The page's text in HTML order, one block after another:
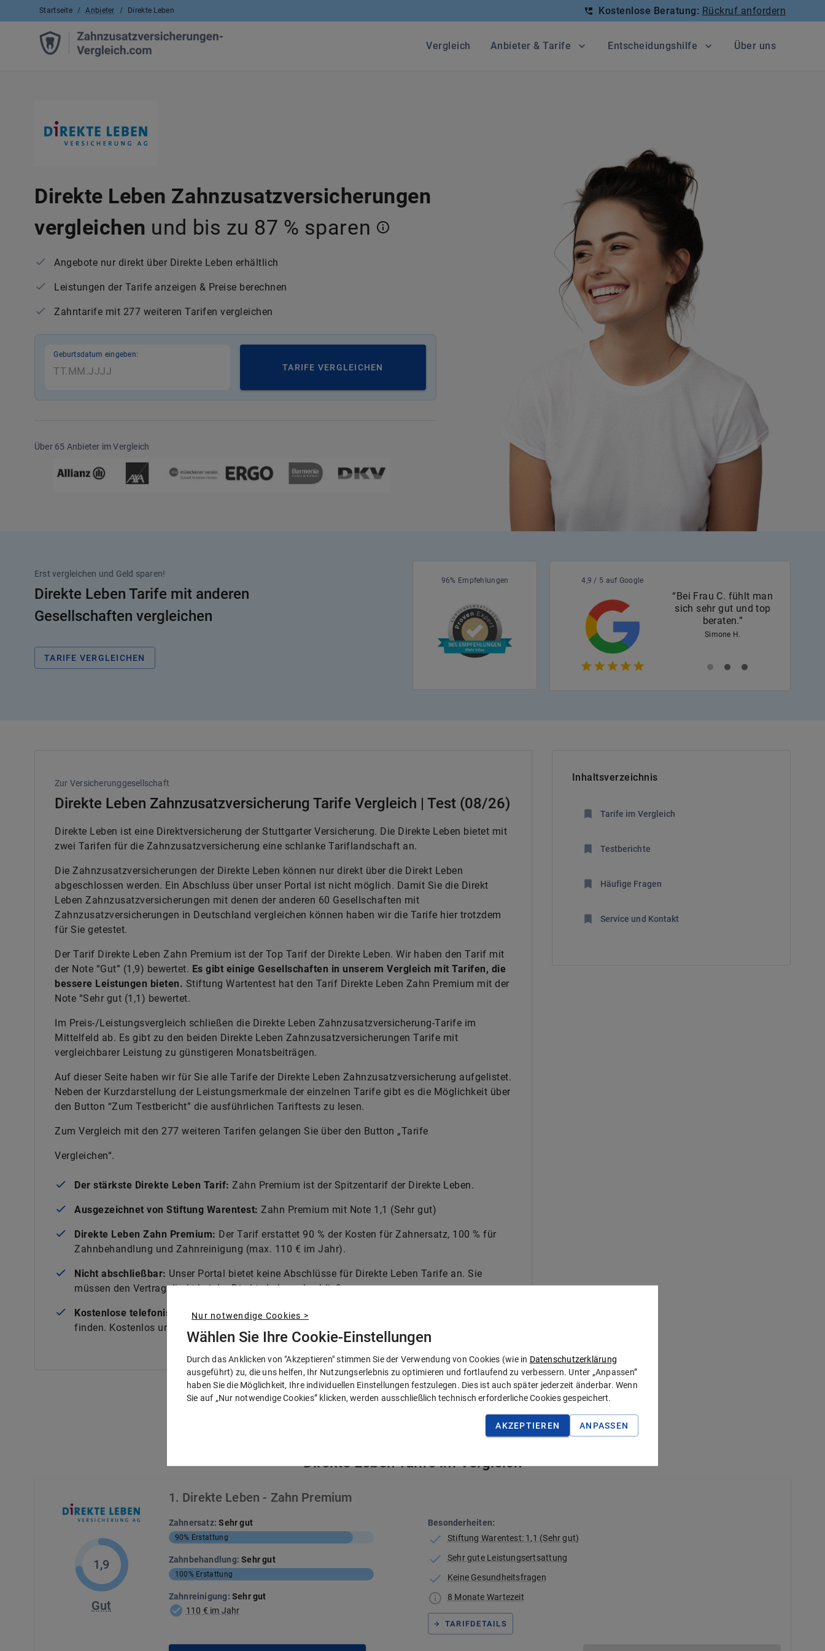
Startseite / Anbieter / Direkte Leben Kostenlose Beratung: Rückruf anfordern
Vergleich Anbieter & Tarife Entscheidungshilfe Über uns
Direkte Leben Zahnzusatzversicherungen
vergleichen und bis zu 87 % sparen
Angebote nur direkt über Direkte Leben erhältlich
Leistungen der Tarife anzeigen & Preise berechnen
Zahntarife mit 277 weiteren Tarifen vergleichen
Geburtsdatum eingeben:
TARIFE VERGLEICHEN
Über 65 Anbieter im Vergleich
Erst vergleichen und Geld sparen!
Direkte Leben Tarife mit anderen
Gesellschaften vergleichen
TARIFE VERGLEICHEN
96% Empfehlungen 4,9 / 5 auf Google
“Bei Frau C. fühlt man
sich sehr gut und top
beraten.”
Simone H.
Zur Versicherunggesellschaft
Direkte Leben Zahnzusatzversicherung Tarife Vergleich | Test (08/26)
Direkte Leben ist eine Direktversicherung der Stuttgarter Versicherung. Die Direkte Leben bietet mit
zwei Tarifen für die Zahnzusatzversicherung eine schlanke Tariflandschaft an.
Die Zahnzusatzversicherungen der Direkte Leben können nur direkt über die Direkt Leben
abgeschlossen werden. Ein Abschluss über unser Portal ist nicht möglich. Damit Sie die Direkt
Leben Zahnzusatzversicherungen mit denen der anderen 60 Gesellschaften mit
Zahnzusatzversicherungen in Deutschland vergleichen können haben wir die Tarife hier trotzdem
für Sie getestet.
Der Tarif Direkte Leben Zahn Premium ist der Top Tarif der Direkte Leben. Wir haben den Tarif mit
der Note “Gut” (1,9) bewertet. Es gibt einige Gesellschaften in unserem Vergleich mit Tarifen, die
bessere Leistungen bieten. Stiftung Wartentest hat den Tarif Direkte Leben Zahn Premium mit der
Note “Sehr gut (1,1) bewertet.
Im Preis-/Leistungsvergleich schließen die Direkte Leben Zahnzusatzversicherung-Tarife im
Mittelfeld ab. Es gibt zu den beiden Direkte Leben Zahnzusatzversicherungen Tarife mit
vergleichbarer Leistung zu günstigeren Monatsbeiträgen.
Auf dieser Seite haben wir für Sie alle Tarife der Direkte Leben Zahnzusatzversicherung aufgelistet.
Neben der Kurzdarstellung der Leistungsmerkmale der einzelnen Tarife gibt es die Möglichkeit über
den Button “Zum Testbericht” die ausführlichen Tariftests zu lesen.
Zum Vergleich mit den 277 weiteren Tarifen gelangen Sie über den Button „Tarife
Vergleichen“.
Der stärkste Direkte Leben Tarif: Zahn Premium ist der Spitzentarif der Direkte Leben.
Ausgezeichnet von Stiftung Warentest: Zahn Premium mit Note 1,1 (Sehr gut)
Direkte Leben Zahn Premium: Der Tarif erstattet 90 % der Kosten für Zahnersatz, 100 % für
Zahnbehandlung und Zahnreinigung (max. 110 € im Jahr).
Nicht abschließbar: Unser Portal bietet keine Abschlüsse für Direkte Leben Tarife an. Sie
müssen den Vertrag direkt bei der Direkte Leben abschließen.
Kostenlose telefonische Beratung: Wir helfen Ihnen die beste Zahnzusatzversicherung zu
finden. Kostenlos und unverbindlich.
Inhaltsverzeichnis
Tarife im Vergleich
Testberichte
Häufige Fragen
Service und Kontakt
Direkte Leben Tarife im Vergleich
1,9
Gut
1. Direkte Leben - Zahn Premium
Zahnersatz:Sehr gut
90% Erstattung
Zahnbehandlung:Sehr gut
100% Erstattung
Zahnreinigung: Sehr gut
110 € im Jahr
Besonderheiten:
Stiftung Warentest: 1,1 (Sehr gut)
Sehr gute Leistungsertsattung
Keine Gesundheitsfragen
8 Monate Wartezeit
TARIFDETAILS
Nur notwendige Cookies >
Wählen Sie Ihre Cookie-Einstellungen
Durch das Anklicken von "Akzeptieren" stimmen Sie der Verwendung von Cookies (wie in Datenschutzerklärung
ausgeführt) zu, die uns helfen, Ihr Nutzungserlebnis zu optimieren und fortlaufend zu verbessern. Unter „Anpassen”
haben Sie die Möglichkeit, Ihre individuellen Einstellungen festzulegen. Dies ist auch später jederzeit änderbar. Wenn
Sie auf „Nur notwendige Cookies” klicken, werden ausschließlich technisch erforderliche Cookies gespeichert.
ANPASSEN
AKZEPTIEREN